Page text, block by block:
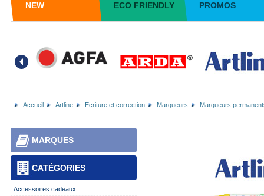
NEW ECO FRIENDLY PROMOS
Accueil Artline Ecriture et correction Marqueurs Marqueurs
CATÉGORIES
MARQUES
Accessoires cadeaux